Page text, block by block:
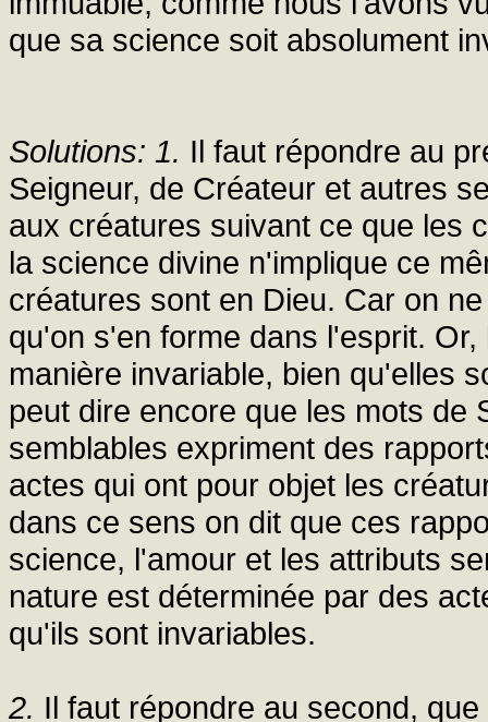
que sa science soit absolument
Solutions: 1. Il faut répondre au
Seigneur, de Créateur et autres
aux créatures suivant ce que les
la science divine n'implique ce
créatures sont en Dieu. Car on
qu'on s'en forme dans l'esprit.
manière invariable, bien qu'elles
peut dire encore que les mots de
semblables expriment des
actes qui ont pour objet les
dans ce sens on dit que ces
science, l'amour et les attributs
nature est déterminée par des
qu'ils sont invariables.
2. Il faut répondre au second,